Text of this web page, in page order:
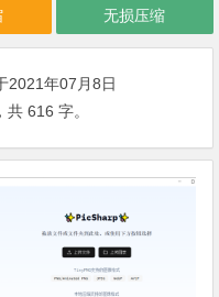
无损压缩
2021年07月8日
共 616 字。